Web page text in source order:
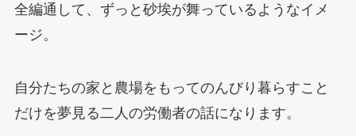
全編通して、ずっと砂埃が舞っているようなイメ
ージ。
自分たちの家と農場をもってのんびり暮らすこと
だけを夢見る二人の労働者の話になります。